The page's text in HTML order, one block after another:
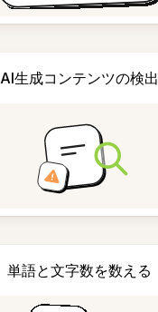
AI生成コンテンツの検出
単語と文字数を数える